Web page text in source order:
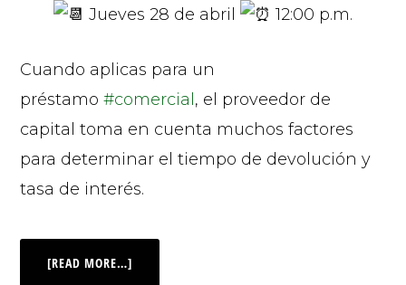
Jueves 28 de abril 12:00 p.m.
Cuando aplicas para un
préstamo#comercial, el proveedor de
capital toma en cuenta muchos factores
para determinar el tiempo de devolución y
tasa de interés.
[READ MORE…]